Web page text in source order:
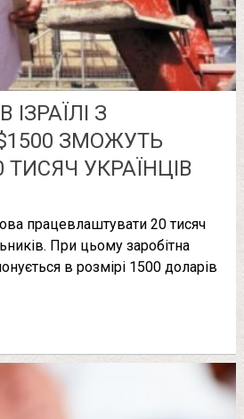
ІЗРАЇЛІ З
ЗМОЖУТЬ
УКРАЇНЦІВ
працевлаштувати 20 тисяч
При цьому заробітна
в розмірі 1500 доларів